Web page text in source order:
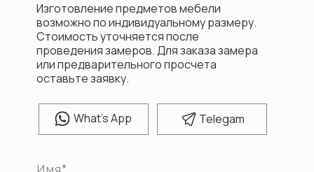
What's App Telegam
Изготовление предметов мебели
возможно по индивидуальному размеру.
Стоимость уточняется после
проведения замеров. Для заказа замера
или предварительного просчета
оставьте заявку.